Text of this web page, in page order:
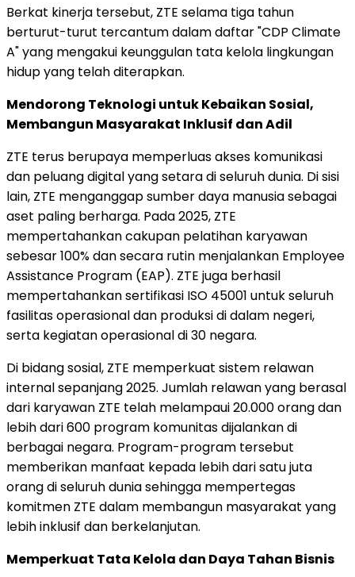
Berkat kinerja tersebut, ZTE selama tiga tahun
berturut-turut tercantum dalam daftar "CDP Climate
A" yang mengakui keunggulan tata kelola lingkungan
hidup yang telah diterapkan.
Mendorong Teknologi untuk Kebaikan Sosial,
Membangun Masyarakat Inklusif dan Adil
ZTE terus berupaya memperluas akses komunikasi
dan peluang digital yang setara di seluruh dunia. Di sisi
lain, ZTE menganggap sumber daya manusia sebagai
aset paling berharga. Pada 2025, ZTE
mempertahankan cakupan pelatihan karyawan
sebesar 100% dan secara rutin menjalankan Employee
Assistance Program (EAP). ZTE juga berhasil
mempertahankan sertifikasi ISO 45001 untuk seluruh
fasilitas operasional dan produksi di dalam negeri,
serta kegiatan operasional di 30 negara.
Di bidang sosial, ZTE memperkuat sistem relawan
internal sepanjang 2025. Jumlah relawan yang berasal
dari karyawan ZTE telah melampaui 20.000 orang dan
lebih dari 600 program komunitas dijalankan di
berbagai negara. Program-program tersebut
memberikan manfaat kepada lebih dari satu juta
orang di seluruh dunia sehingga mempertegas
komitmen ZTE dalam membangun masyarakat yang
lebih inklusif dan berkelanjutan.
Memperkuat Tata Kelola dan Daya Tahan Bisnis